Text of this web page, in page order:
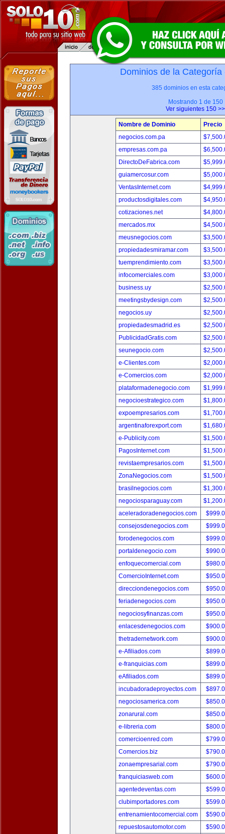
Dominios de la
385 dominios en esta
Mostrando 1 de 150
Ver siguientes 150 >>
Nombre de Dominio
Precio
negocios.com.pa
empresas.com.pa
DirectoDeFabrica.com
guiamercosur.com
VentasInternet.com
productosdigitales.com
cotizaciones.net
mercados.mx
meusnegocios.com
propiedadesmiramar.com
tuemprendimiento.com
infocomerciales.com
business.uy
meetingsbydesign.com
negocios.uy
propiedadesmadrid.es
PublicidadGratis.com
seunegocio.com
e-Clientes.com
e-Comercios.com
plataformadenegocio.com
negocioestrategico.com
expoempresarios.com
argentinaforexport.com
e-Publicity.com
PagosInternet.com
revistaempresarios.com
ZonaNegocios.com
brasilnegocios.com
negociosparaguay.com
aceleradoradenegocios.com
consejosdenegocios.com
forodenegocios.com
portaldenegocio.com
enfoquecomercial.com
ComercioInternet.com
direcciondenegocios.com
feriadenegocios.com
negociosyfinanzas.com
enlacesdenegocios.com
thetradernetwork.com
e-Afiliados.com
e-franquicias.com
eAfiliados.com
incubadoradeproyectos.com
negociosamerica.com
zonarural.com
e-libreria.com
comercioenred.com
Comercios.biz
zonaempresarial.com
franquiciasweb.com
agentedeventas.com
clubimportadores.com
entrenamientocomercial.com
repuestosautomotor.com